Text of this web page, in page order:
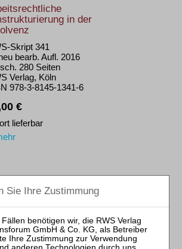
in der
Skript 341
bearb. Aufl. 2016
280 Seiten
Verlag, Köln
978-3-8145-1341-6
€
lieferbar